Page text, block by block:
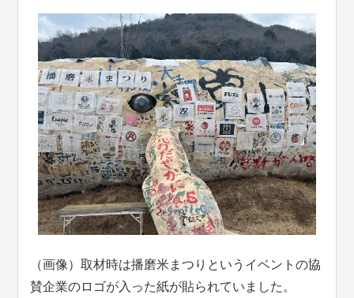
（画像）取材時は播磨米まつりというイベントの協
賛企業のロゴが入った紙が貼られていました。